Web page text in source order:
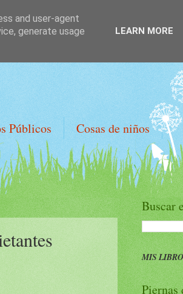
Públicos Cosas de niños
Buscar
MIS
Piernas
and user-agent
generate usage
LEARN MORE